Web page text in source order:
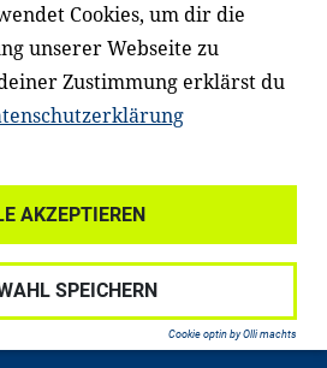
Dafür arbeiten wir eng
Unternehmen
zusammen.
Impressum
Cookies, um dir die
unserer Webseite zu
Zustimmung erklärst du
AKZEPTIEREN
SPEICHERN
Cookie optin by Olli machts